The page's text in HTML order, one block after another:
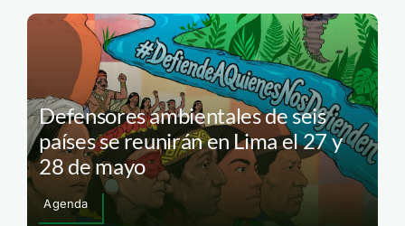
Defensores ambientales de seis
países se reunirán en Lima el 27 y
28 de mayo
Agenda